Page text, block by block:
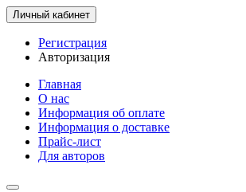
Личный кабинет
Регистрация
Авторизация
Главная
О нас
Информация об оплате
Информация о доставке
Прайс-лист
Для авторов